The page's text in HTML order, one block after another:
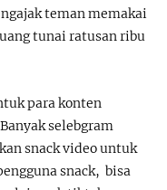
teman memakai
tunai ratusan ribu
para konten
selebgram
snack video untuk
snack, bisa